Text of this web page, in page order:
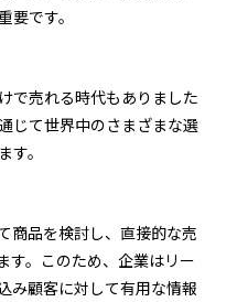
です。
で売れる時代もありました
じて世界中のさまざまな選
。
商品を検討し、直接的な売
す。このため、企業はリー
み顧客に対して有用な情報